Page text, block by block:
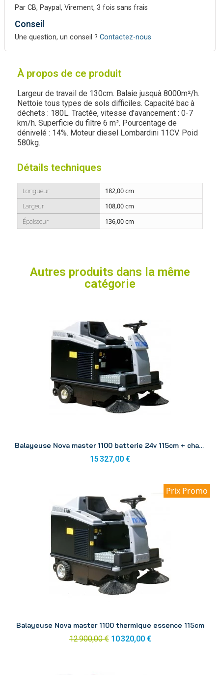
Par CB, Paypal, Virement, 3 fois sans frais
Conseil
Une question, un conseil ? Contactez-nous
À propos de ce produit
Largeur de travail de 130cm. Balaie jusquà 8000m²/h.
Nettoie tous types de sols difficiles. Capacité bac à
déchets : 180L. Tractée, vitesse d'avancement : 0-7
km/h. Superficie du filtre 6 m². Pourcentage de
dénivelé : 14%. Moteur diesel Lombardini 11CV. Poid
580kg.
Détails techniques
Longueur
182,00 cm
Largeur
108,00 cm
Épaisseur
136,00 cm
Autres produits dans la même
catégorie
Balayeuse Nova master 1100 batterie 24v 115cm + chargeur
15 327,00 €
Prix Promo
Balayeuse Nova master 1100 thermique essence 115cm
12 900,00 € 10 320,00 €